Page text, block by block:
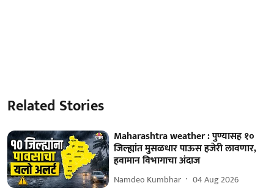
Related Stories
Maharashtra weather : पुण्यासह १०
जिल्ह्यांत मुसळधार पाऊस हजेरी लावणार,
हवामान विभागाचा अंदाज
Namdeo Kumbhar 04 Aug 2026